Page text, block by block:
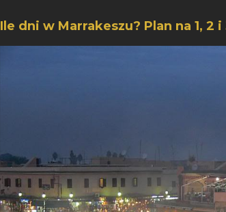
Ile dni w Marrakeszu? Plan na 1, 2 i